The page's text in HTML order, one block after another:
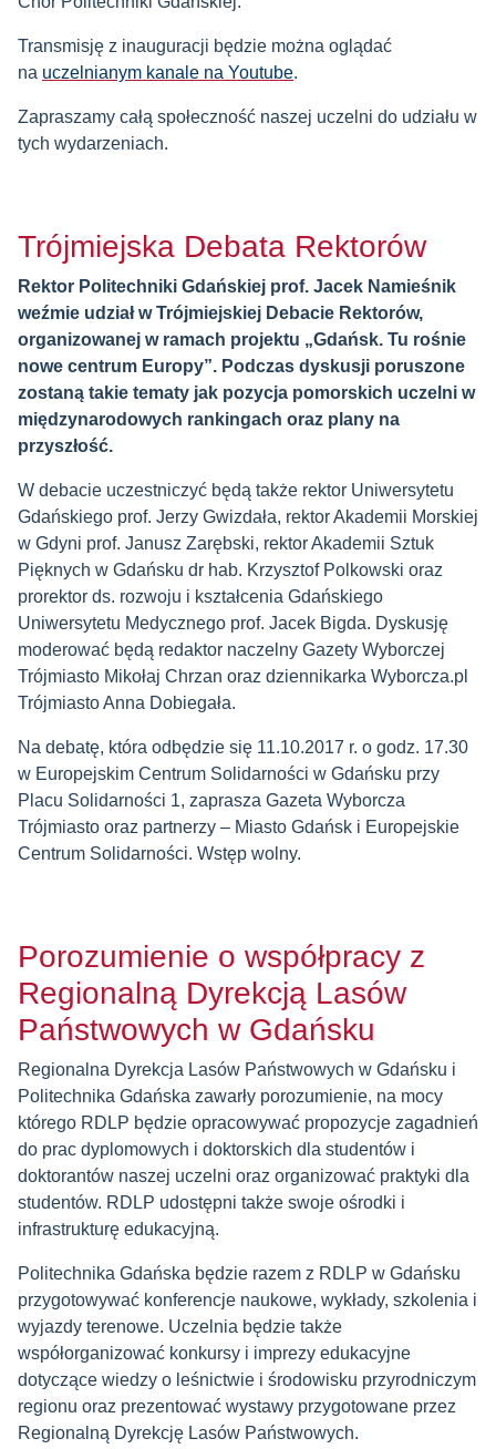
Transmisję z inauguracji będzie można oglądać
na uczelnianym kanale na Youtube.
Zapraszamy całą społeczność naszej uczelni do udziału w
tych wydarzeniach.
Trójmiejska Debata Rektorów
Rektor Politechniki Gdańskiej prof. Jacek Namieśnik
weźmie udział w Trójmiejskiej Debacie Rektorów,
organizowanej w ramach projektu „Gdańsk. Tu rośnie
nowe centrum Europy”. Podczas dyskusji poruszone
zostaną takie tematy jak pozycja pomorskich uczelni w
międzynarodowych rankingach oraz plany na
przyszłość.
W debacie uczestniczyć będą także rektor Uniwersytetu
Gdańskiego prof. Jerzy Gwizdała, rektor Akademii Morskiej
w Gdyni prof. Janusz Zarębski, rektor Akademii Sztuk
Pięknych w Gdańsku dr hab. Krzysztof Polkowski oraz
prorektor ds. rozwoju i kształcenia Gdańskiego
Uniwersytetu Medycznego prof. Jacek Bigda. Dyskusję
moderować będą redaktor naczelny Gazety Wyborczej
Trójmiasto Mikołaj Chrzan oraz dziennikarka Wyborcza.pl
Trójmiasto Anna Dobiegała.
Na debatę, która odbędzie się 11.10.2017 r. o godz. 17.30
w Europejskim Centrum Solidarności w Gdańsku przy
Placu Solidarności 1, zaprasza Gazeta Wyborcza
Trójmiasto oraz partnerzy – Miasto Gdańsk i Europejskie
Centrum Solidarności. Wstęp wolny.
Porozumienie o współpracy z
Regionalną Dyrekcją Lasów
Państwowych w Gdańsku
Regionalna Dyrekcja Lasów Państwowych w Gdańsku i
Politechnika Gdańska zawarły porozumienie, na mocy
którego RDLP będzie opracowywać propozycje zagadnień
do prac dyplomowych i doktorskich dla studentów i
doktorantów naszej uczelni oraz organizować praktyki dla
studentów. RDLP udostępni także swoje ośrodki i
infrastrukturę edukacyjną.
Politechnika Gdańska będzie razem z RDLP w Gdańsku
przygotowywać konferencje naukowe, wykłady, szkolenia i
wyjazdy terenowe. Uczelnia będzie także
współorganizować konkursy i imprezy edukacyjne
dotyczące wiedzy o leśnictwie i środowisku przyrodniczym
regionu oraz prezentować wystawy przygotowane przez
Regionalną Dyrekcję Lasów Państwowych.